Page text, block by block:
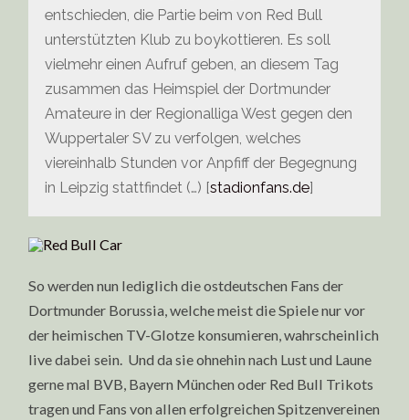
entschieden, die Partie beim von Red Bull
unterstützten Klub zu boykottieren. Es soll
vielmehr einen Aufruf geben, an diesem Tag
zusammen das Heimspiel der Dortmunder
Amateure in der Regionalliga West gegen den
Wuppertaler SV zu verfolgen, welches
viereinhalb Stunden vor Anpfiff der Begegnung
in Leipzig stattfindet (…) [stadionfans.de]
So werden nun lediglich die ostdeutschen Fans der
Dortmunder Borussia, welche meist die Spiele nur vor
der heimischen TV-Glotze konsumieren, wahrscheinlich
live dabei sein. Und da sie ohnehin nach Lust und Laune
gerne mal BVB, Bayern München oder Red Bull Trikots
tragen und Fans von allen erfolgreichen Spitzenvereinen